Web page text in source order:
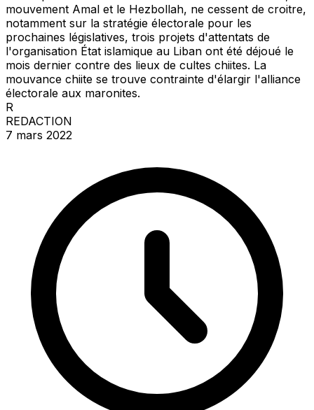
mouvement Amal et le Hezbollah, ne cessent de croitre,
notamment sur la stratégie électorale pour les
prochaines législatives, trois projets d'attentats de
l'organisation État islamique au Liban ont été déjoué le
mois dernier contre des lieux de cultes chiites. La
mouvance chiite se trouve contrainte d'élargir l'alliance
électorale aux maronites.
R
REDACTION
7 mars 2022